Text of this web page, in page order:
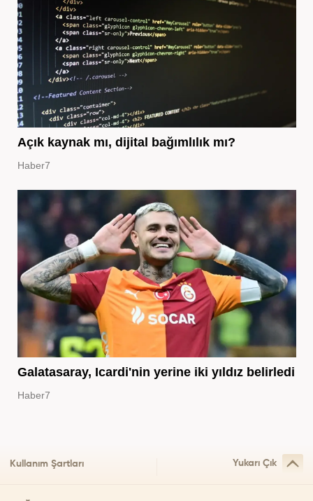
Açık kaynak mı, dijital bağımlılık mı?
Haber7
Galatasaray, Icardi'nin yerine iki yıldız belirledi
Haber7
Kullanım Şartları Yukarı Çık